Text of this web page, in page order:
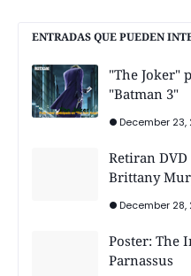
ENTRADAS QUE PUEDEN
"The Joker"
"Batman 3"
December 23,
Retiran
Brittany
December 28,
Poster: The
Parnassus